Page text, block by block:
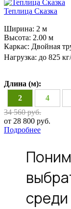
Теплица Сказка
Ширина: 2 м
Высота: 2.00 м
Каркас: Двойная
Нагрузка: до 825
Длина (м):
2
4
34 560 руб.
от 28 800 руб.
Подробнее